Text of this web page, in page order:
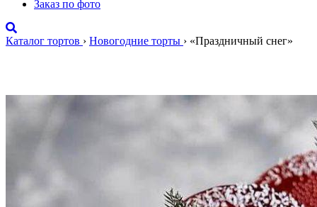
Заказ по фото
Каталог тортов › Новогодние торты › «Праздничный снег»